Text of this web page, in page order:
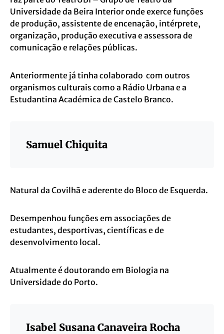
Universidade da Beira Interior onde exerce funções
de produção, assistente de encenação, intérprete,
organização, produção executiva e assessora de
comunicação e relações públicas.
Anteriormente já tinha colaborado com outros
organismos culturais como a Rádio Urbana e a
Estudantina Académica de Castelo Branco.
Samuel Chiquita
Natural da Covilhã e aderente do Bloco de Esquerda.
Desempenhou funções em associações de
estudantes, desportivas, científicas e de
desenvolvimento local.
Atualmente é doutorando em Biologia na
Universidade do Porto.
Isabel Susana Canaveira Rocha